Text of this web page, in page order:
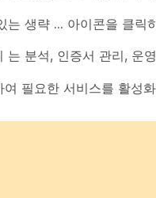
는 생략 ... 아이콘을 클릭
는 분석, 인증서 관리, 운
여 필요한 서비스를 활성